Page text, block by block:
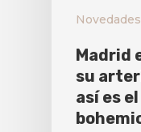
Novedades
Madrid
su
así es